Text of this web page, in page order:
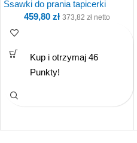
Ssawki do prania tapicerki
459,80 zł 373,82 zł netto
Kup i otrzymaj 46
Punkty!